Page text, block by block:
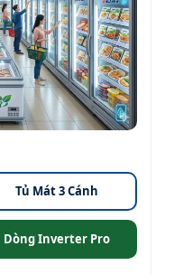
Tủ Mát 3 Cánh
Dòng Inverter Pro